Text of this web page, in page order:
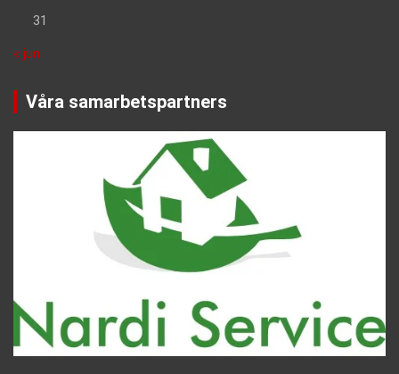
31
« jun
Våra samarbetspartners